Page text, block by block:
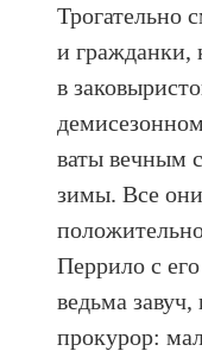
Трогательно
и гражданки,
в
ваты вечным
зимы. Все
Перрило с
ведьма
прокурор: